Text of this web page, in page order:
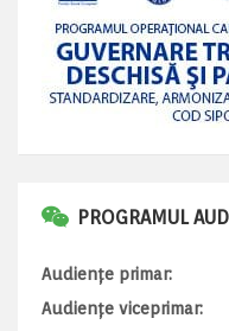
PROGRAMUL
Audiențe primar:
Audiențe viceprimar: